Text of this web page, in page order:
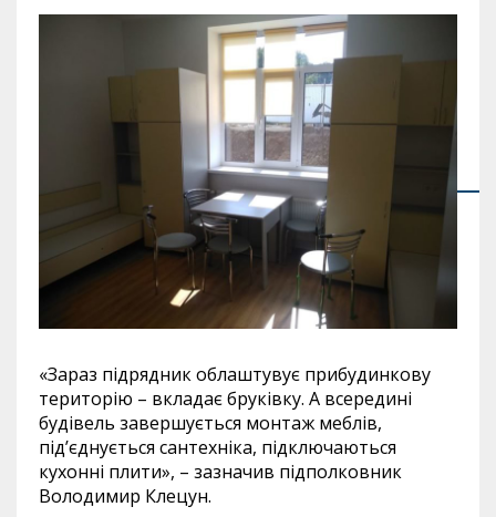
«Зараз підрядник облаштувує прибудинкову
територію – вкладає бруківку. А всередині
будівель завершується монтаж меблів,
під’єднується сантехніка, підключаються
кухонні плити», – зазначив підполковник
Володимир Клецун.